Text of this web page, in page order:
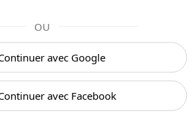
OU
avec Google
avec Facebook